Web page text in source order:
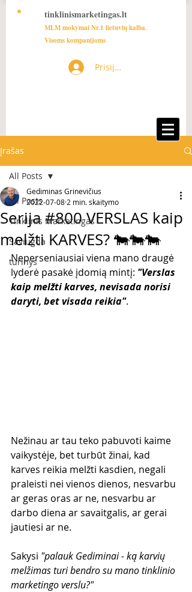
tinklinismarketingas.lt
MLM mokymai Nr.1 lietuvių kalba.
Visoms kompanijoms
Prisijungti
Įrašas
All Posts
Tinklinis Marketingas
Saviugda
turinys
All Posts
Serija #800 VERSLAS kaip
melžti KARVES? 🐄🐄🐄
Gediminas Grinevičius
2022-07-08 2 min. skaitymo
Neperseniausiai viena mano draugė
lyderė pasakė įdomią mintį: "Verslas
kaip melžti karves, nevisada norisi
daryti, bet visada reikia".
Nežinau ar tau teko pabuvoti kaime
vaikystėje, bet turbūt žinai, kad
karves reikia melžti kasdien, negali
praleisti nei vienos dienos, nesvarbu
ar geras oras ar ne, nesvarbu ar
darbo diena ar savaitgalis, ar gerai
jautiesi ar ne.
Sakysi "palauk Gediminai - ką karvių
melžimas turi bendro su mano tinklinio
marketingo verslu?"